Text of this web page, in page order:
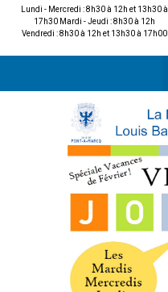
Lundi - Mercredi : 8h30 à 12h et 13h30 à
17h30 Mardi - Jeudi : 8h30 à 12h
Vendredi : 8h30 à 12h et 13h30 à 17h00